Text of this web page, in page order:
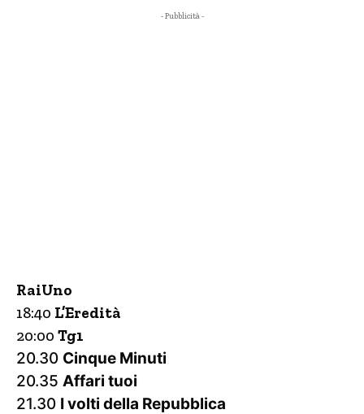
- Pubblicità -
RaiUno
18:40 L’Eredità
20:00 Tg1
20.30 Cinque Minuti
20.35 Affari tuoi
21.30 I volti della Repubblica